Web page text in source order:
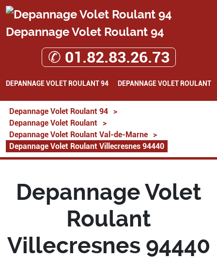
Depannage Volet Roulant 94
✆ 01.82.83.26.73
DEPANNAGE VOLET ROULANT 94 DEPANNAGE VOLET ROULANT
Depannage Volet Roulant 94
>
Depannage Volet Roulant
>
Depannage Volet Roulant Val-de-Marne
>
Depannage Volet Roulant Villecresnes 94440
Depannage Volet
Roulant
Villecresnes 94440